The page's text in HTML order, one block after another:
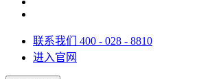
联系我们 400 - 028 - 8810
进入官网